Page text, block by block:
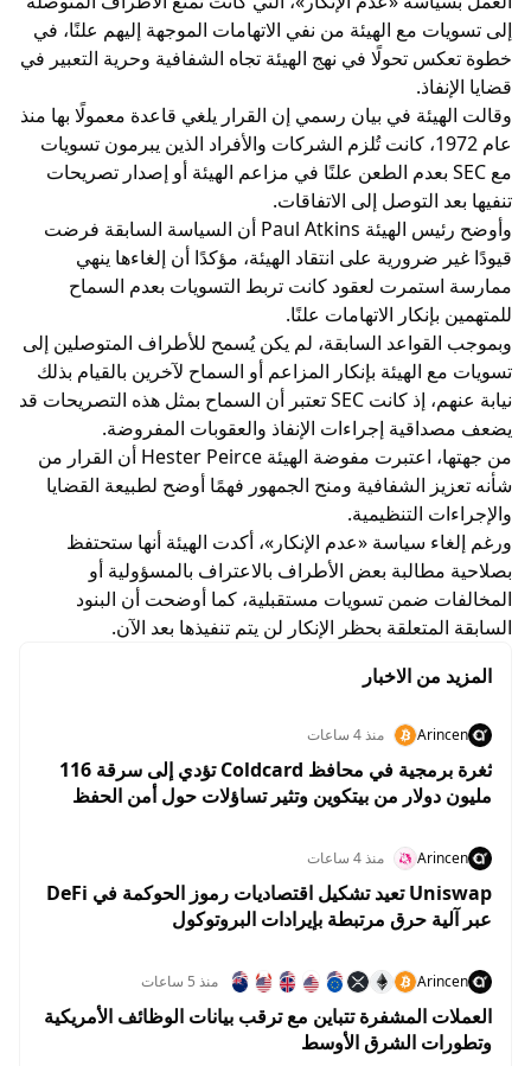
إلى تسويات مع الهيئة من نفي الاتهامات الموجهة إليهم علنًا، في
خطوة تعكس تحولًا في نهج الهيئة تجاه الشفافية وحرية التعبير في
قضايا الإنفاذ.
وقالت الهيئة في بيان رسمي إن القرار يلغي قاعدة معمولًا بها منذ
عام 1972، كانت تُلزم الشركات والأفراد الذين يبرمون تسويات
مع SEC بعدم الطعن علنًا في مزاعم الهيئة أو إصدار تصريحات
تنفيها بعد التوصل إلى الاتفاقات.
وأوضح رئيس الهيئة Paul Atkins أن السياسة السابقة فرضت
قيودًا غير ضرورية على انتقاد الهيئة، مؤكدًا أن إلغاءها ينهي
ممارسة استمرت لعقود كانت تربط التسويات بعدم السماح
للمتهمين بإنكار الاتهامات علنًا.
وبموجب القواعد السابقة، لم يكن يُسمح للأطراف المتوصلين إلى
تسويات مع الهيئة بإنكار المزاعم أو السماح لآخرين بالقيام بذلك
نيابة عنهم، إذ كانت SEC تعتبر أن السماح بمثل هذه التصريحات قد
يضعف مصداقية إجراءات الإنفاذ والعقوبات المفروضة.
من جهتها، اعتبرت مفوضة الهيئة Hester Peirce أن القرار من
شأنه تعزيز الشفافية ومنح الجمهور فهمًا أوضح لطبيعة القضايا
والإجراءات التنظيمية.
ورغم إلغاء سياسة «عدم الإنكار»، أكدت الهيئة أنها ستحتفظ
بصلاحية مطالبة بعض الأطراف بالاعتراف بالمسؤولية أو
المخالفات ضمن تسويات مستقبلية، كما أوضحت أن البنود
السابقة المتعلقة بحظر الإنكار لن يتم تنفيذها بعد الآن.
المزيد من الاخبار
Arincen منذ 4 ساعات
ثغرة برمجية في محافظ Coldcard تؤدي إلى سرقة 116
مليون دولار من بيتكوين وتثير تساؤلات حول أمن الحفظ
Arincen منذ 4 ساعات
Uniswap تعيد تشكيل اقتصاديات رموز الحوكمة في DeFi
عبر آلية حرق مرتبطة بإيرادات البروتوكول
Arincen منذ 5 ساعات
العملات المشفرة تتباين مع ترقب بيانات الوظائف الأمريكية
وتطورات الشرق الأوسط